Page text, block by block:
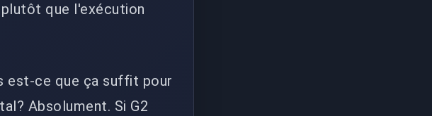
que l'exécution
est-ce que ça suffit pour
Absolument. Si G2